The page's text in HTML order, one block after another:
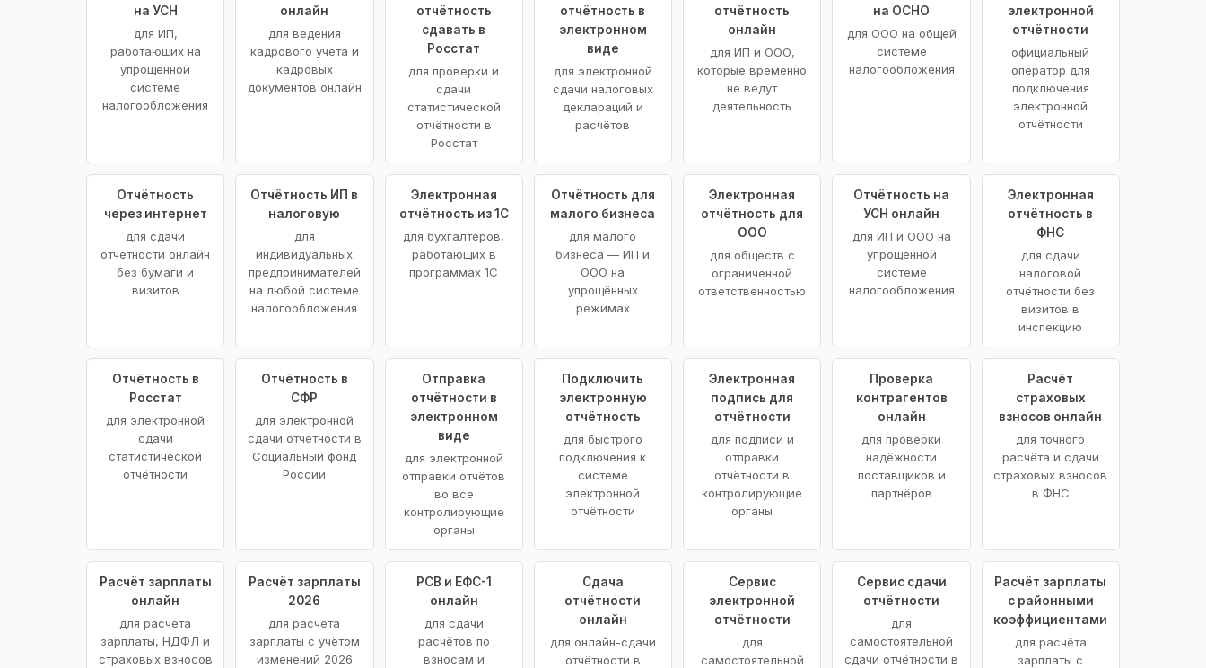
на УСН
для ИП,
работающих на
упрощённой
системе
налогообложения
онлайн
для ведения
кадрового учёта и
кадровых
документов онлайн
отчётность
сдавать в
Росстат
для проверки и
сдачи
статистической
отчётности в
Росстат
отчётность в
электронном
виде
для электронной
сдачи налоговых
деклараций и
расчётов
отчётность
онлайн
для ИП и ООО,
которые временно
не ведут
деятельность
на ОСНО
для ООО на общей
системе
налогообложения
электронной
отчётности
официальный
оператор для
подключения
электронной
отчётности
Отчётность
через интернет
для сдачи
отчётности онлайн
без бумаги и
визитов
Отчётность ИП в
налоговую
для
индивидуальных
предпринимателей
на любой системе
налогообложения
Электронная
отчётность из 1С
для бухгалтеров,
работающих в
программах 1С
Отчётность для
малого бизнеса
для малого
бизнеса — ИП и
ООО на
упрощённых
режимах
Электронная
отчётность для
ООО
для обществ с
ограниченной
ответственностью
Отчётность на
УСН онлайн
для ИП и ООО на
упрощённой
системе
налогообложения
Электронная
отчётность в
ФНС
для сдачи
налоговой
отчётности без
визитов в
инспекцию
Отчётность в
Росстат
для электронной
сдачи
статистической
отчётности
Отчётность в
СФР
для электронной
сдачи отчётности в
Социальный фонд
России
Отправка
отчётности в
электронном
виде
для электронной
отправки отчётов
во все
контролирующие
органы
Подключить
электронную
отчётность
для быстрого
подключения к
системе
электронной
отчётности
Электронная
подпись для
отчётности
для подписи и
отправки
отчётности в
контролирующие
органы
Проверка
контрагентов
онлайн
для проверки
надёжности
поставщиков и
партнёров
Расчёт
страховых
взносов онлайн
для точного
расчёта и сдачи
страховых взносов
в ФНС
Расчёт зарплаты
онлайн
для расчёта
зарплаты, НДФЛ и
страховых взносов
Расчёт зарплаты
2026
для расчёта
зарплаты с учётом
изменений 2026
РСВ и ЕФС-1
онлайн
для сдачи
расчётов по
взносам и
Сдача
отчётности
онлайн
для онлайн-сдачи
отчётности в
Сервис
электронной
отчётности
для
самостоятельной
Сервис сдачи
отчётности
для
самостоятельной
сдачи отчётности в
Расчёт зарплаты
с районными
коэффициентами
для расчёта
зарплаты с